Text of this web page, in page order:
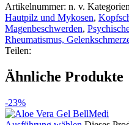
Artikelnummer: n. v.
Hautpilz und Mykosen,
Magenbeschwerden,
Rheumatismus,
Teilen:
Ähnliche Produkte
-23%